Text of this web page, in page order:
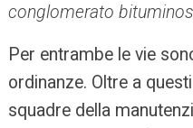
conglomerato
Per entrambe le vie
ordinanze. Oltre a
squadre della